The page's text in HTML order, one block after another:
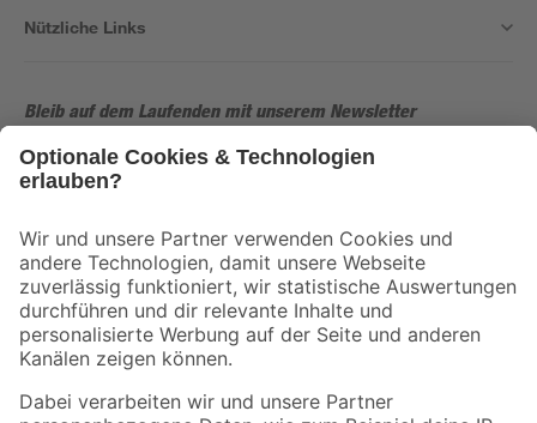
Nützliche Links
Bleib auf dem Laufenden mit unserem Newsletter
Der toom Newsletter: Keine Angebote und Aktionen mehr verpassen!
Folge uns
Zahlungsarten Versandarten